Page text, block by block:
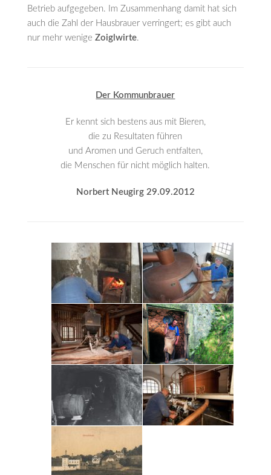
Betrieb aufgegeben. Im Zusammenhang damit hat sich
auch die Zahl der Hausbrauer verringert; es gibt auch
nur mehr wenige Zoiglwirte.
Der Kommunbrauer
Er kennt sich bestens aus mit Bieren,
die zu Resultaten führen
und Aromen und Geruch entfalten,
die Menschen für nicht möglich halten.
Norbert Neugirg 29.09.2012